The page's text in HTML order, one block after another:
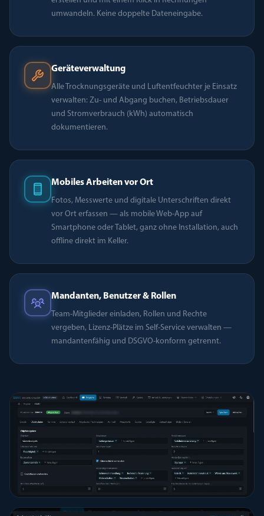
umwandeln. Keine doppelte Dateneingabe.
Geräteverwaltung
Alle Trocknungsgeräte und Luftentfeuchter je Einsatz
verwalten: Zu- und Abgang buchen, Betriebsdauer
und Stromverbrauch (kWh) automatisch
dokumentieren.
Mobiles Arbeiten vor Ort
Fotos, Messwerte und digitale Unterschriften direkt
vor Ort erfassen — als mobile Web-App auf
Smartphone oder Tablet, ganz ohne Installation, auch
offline direkt im Keller.
Mandanten, Benutzer & Rollen
Team-Mitglieder einladen, Rollen und Rechte
vergeben, Lizenz-Plätze im Self-Service verwalten —
mandantenfähig und DSGVO-konform getrennt.